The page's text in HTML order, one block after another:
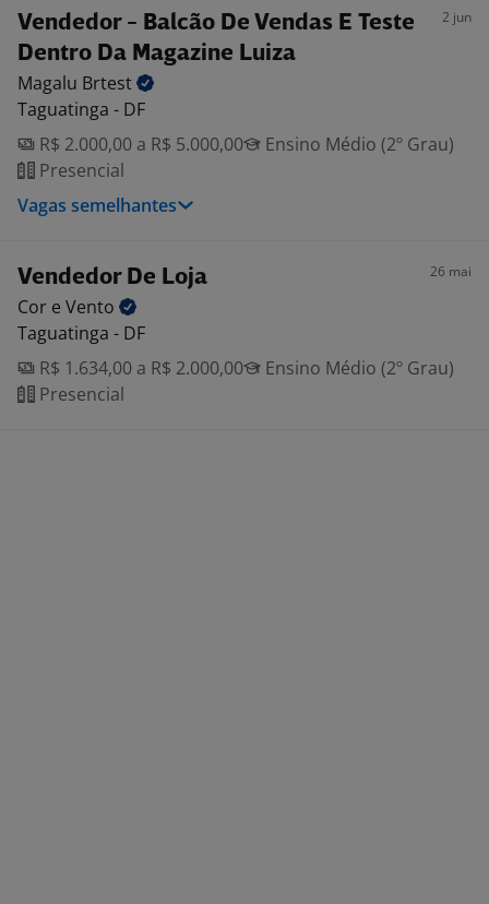
Vendedor - Balcão De Vendas E Teste
Dentro Da Magazine Luiza
2 jun
Magalu Brtest
Taguatinga - DF
R$ 2.000,00 a R$ 5.000,00
Ensino Médio (2º Grau)
Presencial
Vagas semelhantes
Vendedor De Loja 26 mai
Cor e Vento
Taguatinga - DF
R$ 1.634,00 a R$ 2.000,00
Ensino Médio (2º Grau)
Presencial